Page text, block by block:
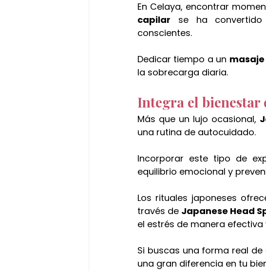
En Celaya, encontrar
capilar se ha
conscientes.
Dedicar tiempo a un
la sobrecarga diaria.
Integra el
Más que un lujo ocasional,
una rutina de autocuidado.
Incorporar este tipo de
equilibrio emocional y
Los rituales japoneses
través de Japanese Head
el estrés de manera efectiva
Si buscas una forma real
una gran diferencia en tu